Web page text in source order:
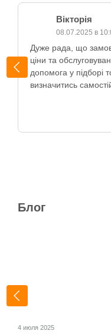
Вікторія
08.07.2025 в
Дуже рада, що
ціни та
допомога у підборі
визначитись
Блог
4 июля 2025